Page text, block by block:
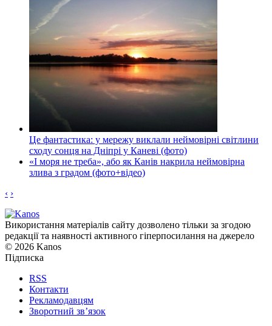
Це фантастика: у мережу виклали неймовірні світлини
сходу сонця на Дніпрі у Каневі (фото)
«І моря не треба», або як Канів накрила неймовірна
злива з градом (фото+відео)
‹ ›
Використання матеріалів сайту дозволено тільки за згодою
редакції та наявності активного гіперпосилання на джерело
© 2026 Kanos
Підписка
RSS
Контакти
Рекламодавцям
Зворотний зв’язок